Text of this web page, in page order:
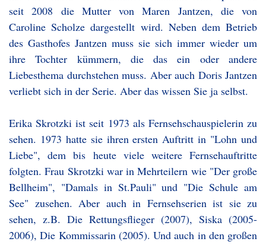
seit 2008 die Mutter von Maren Jantzen, die von
Caroline Scholze dargestellt wird. Neben dem Betrieb
des Gasthofes Jantzen muss sie sich immer wieder um
ihre Tochter kümmern, die das ein oder andere
Liebesthema durchstehen muss. Aber auch Doris Jantzen
verliebt sich in der Serie. Aber das wissen Sie ja selbst.
Erika Skrotzki ist seit 1973 als Fernsehschauspielerin zu
sehen. 1973 hatte sie ihren ersten Auftritt in "Lohn und
Liebe", dem bis heute viele weitere Fernsehauftritte
folgten. Frau Skrotzki war in Mehrteilern wie "Der große
Bellheim", "Damals in St.Pauli" und "Die Schule am
See" zusehen. Aber auch in Fernsehserien ist sie zu
sehen, z.B. Die Rettungsflieger (2007), Siska (2005-
2006), Die Kommissarin (2005). Und auch in den großen